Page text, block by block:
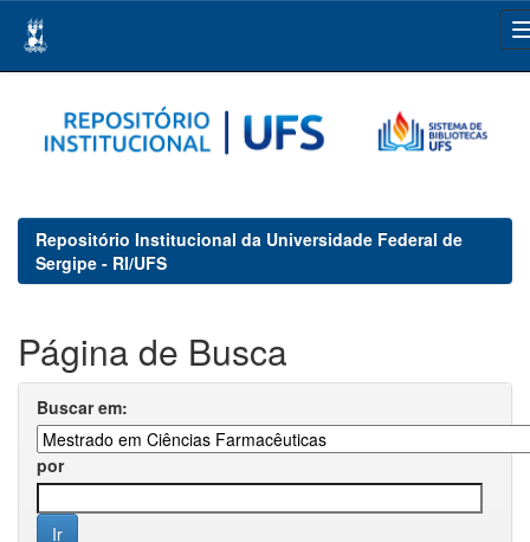
navigation
Repositório Institucional da Universidade Federal de
Sergipe - RI/UFS
Página de Busca
Buscar em:
por